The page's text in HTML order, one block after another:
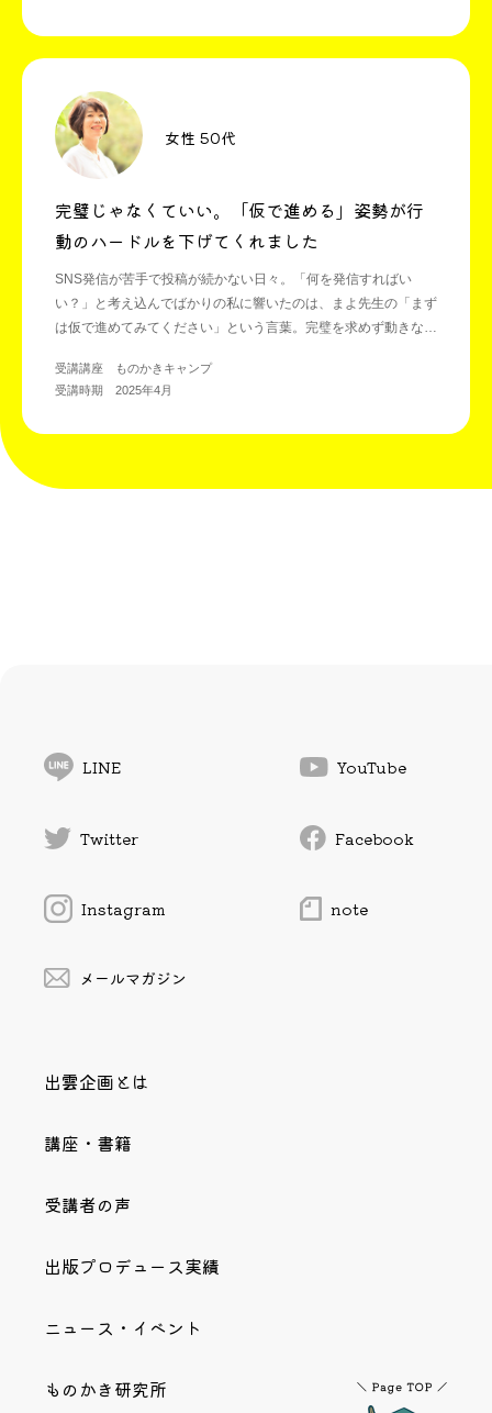
女性 50代
完璧じゃなくていい。「仮で進める」姿勢が行
動のハードルを下げてくれました
SNS発信が苦手で投稿が続かない日々。「何を発信すればい
い？」と考え込んでばかりの私に響いたのは、まよ先生の「まず
は仮で進めてみてください」という言葉。完璧を求めず動きなが
ようになりました。
受講講座 ものかきキャンプ
受講時期 2025年4月
LINE YouTube
Twitter Facebook
Instagram note
メールマガジン
出雲企画とは
講座・書籍
受講者の声
出版プロデュース実績
ニュース・イベント
ものかき研究所